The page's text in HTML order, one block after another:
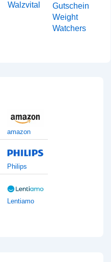
Walzvital
Weight
Watchers
amazon
Philips
Lentiamo